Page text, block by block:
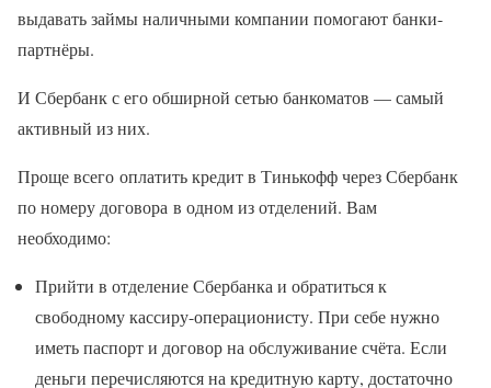
выдавать займы наличными компании помогают банки-
партнёры.
И Сбербанк с его обширной сетью банкоматов — самый
активный из них.
Проще всего оплатить кредит в Тинькофф через Сбербанк
по номеру договора в одном из отделений. Вам
необходимо:
Прийти в отделение Сбербанка и обратиться к
свободному кассиру-операционисту. При себе нужно
иметь паспорт и договор на обслуживание счёта. Если
деньги перечисляются на кредитную карту, достаточно